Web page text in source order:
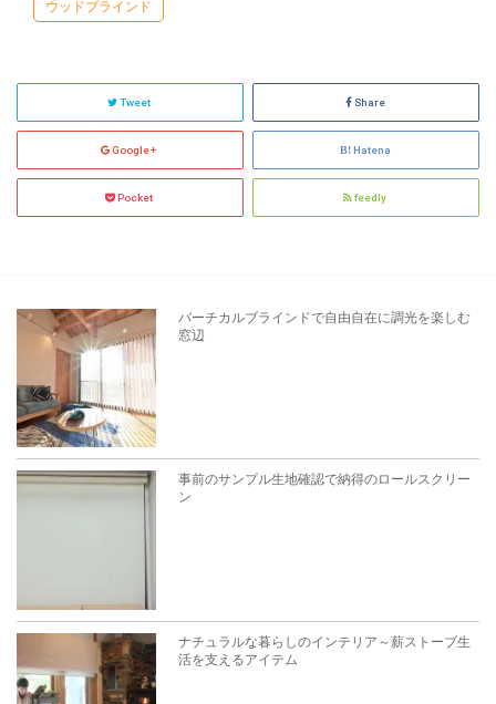
ウッドブラインド
Tweet Share
Google+ Hatena
Pocket feedly
バーチカルブラインドで自由自在に調光を楽しむ
窓辺
事前のサンプル生地確認で納得のロールスクリー
ン
ナチュラルな暮らしのインテリア～薪ストーブ生
活を支えるアイテム